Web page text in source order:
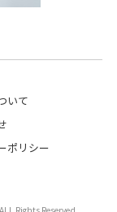
いて
ポリシー